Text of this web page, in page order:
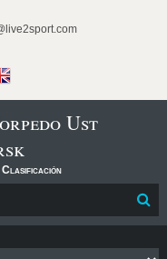
Ust
Clasificación